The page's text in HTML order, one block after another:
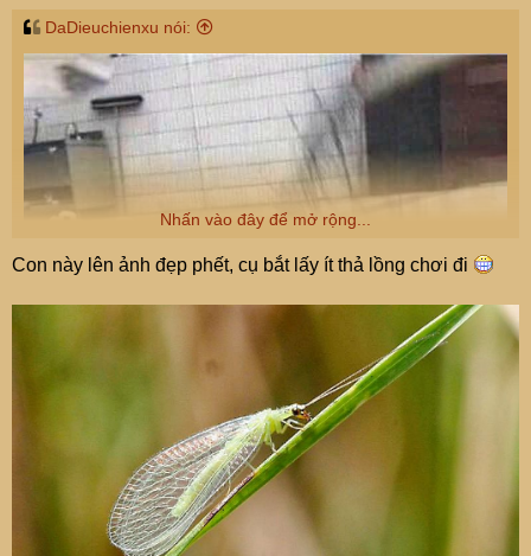
DaDieuchienxu nói:
Nhấn vào đây để mở rộng...
Con này lên ảnh đẹp phết, cụ bắt lấy ít thả lồng chơi đi